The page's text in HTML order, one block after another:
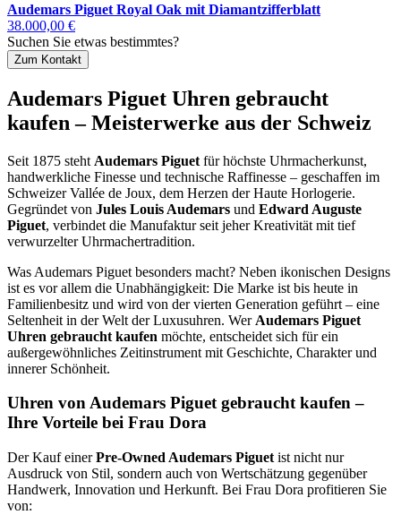
Audemars Piguet Royal Oak mit Diamantzifferblatt
38.000,00 €
Suchen Sie etwas bestimmtes?
Zum Kontakt
Audemars Piguet Uhren gebraucht
kaufen – Meisterwerke aus der Schweiz
Seit 1875 steht Audemars Piguet für höchste Uhrmacherkunst,
handwerkliche Finesse und technische Raffinesse – geschaffen im
Schweizer Vallée de Joux, dem Herzen der Haute Horlogerie.
Gegründet von Jules Louis Audemars und Edward Auguste
Piguet, verbindet die Manufaktur seit jeher Kreativität mit tief
verwurzelter Uhrmachertradition.
Was Audemars Piguet besonders macht? Neben ikonischen Designs
ist es vor allem die Unabhängigkeit: Die Marke ist bis heute in
Familienbesitz und wird von der vierten Generation geführt – eine
Seltenheit in der Welt der Luxusuhren. Wer Audemars Piguet
Uhren gebraucht kaufen möchte, entscheidet sich für ein
außergewöhnliches Zeitinstrument mit Geschichte, Charakter und
innerer Schönheit.
Uhren von Audemars Piguet gebraucht kaufen –
Ihre Vorteile bei Frau Dora
Der Kauf einerPre-Owned Audemars Piguet ist nicht nur
Ausdruck von Stil, sondern auch von Wertschätzung gegenüber
Handwerk, Innovation und Herkunft. Bei Frau Dora profitieren Sie
von: